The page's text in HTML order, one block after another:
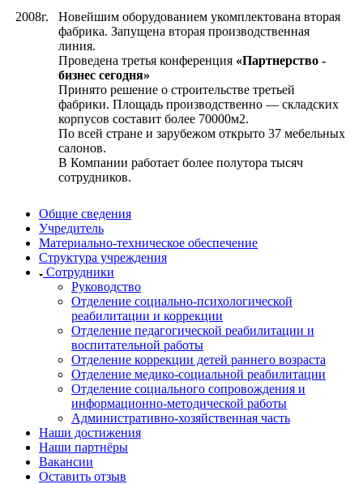
2008г.
Новейшим оборудованием укомплектована вторая
фабрика. Запущена вторая производственная
линия.
Проведена третья конференция «Партнерство -
бизнес сегодня»
Принято решение о строительстве третьей
фабрики. Площадь производственно — складских
корпусов составит более 70000м2.
По всей стране и зарубежом открыто 37 мебельных
салонов.
В Компании работает более полутора тысяч
сотрудников.
Общие сведения
Учредитель
Материально-техническое обеспечение
Структура учреждения
Сотрудники
Руководство
Отделение социально-психологической
реабилитации и коррекции
Отделение педагогической реабилитации и
воспитательной работы
Отделение коррекции детей раннего возраста
Отделение медико-социальной реабилитации
Отделение социального сопровождения и
информационно-методической работы
Административно-хозяйственная часть
Наши достижения
Наши партнёры
Вакансии
Оставить отзыв